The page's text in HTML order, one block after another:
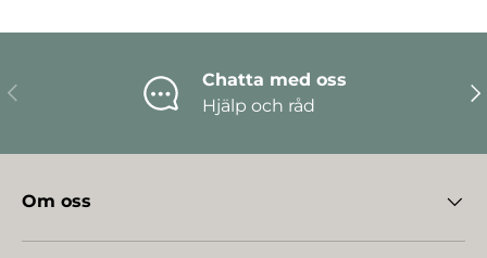
Föregående
Chatta med oss
Hjälp och råd
Om oss